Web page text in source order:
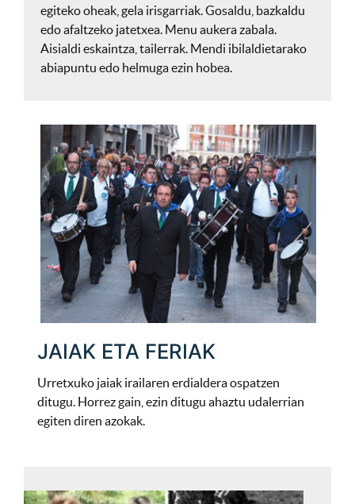
egiteko oheak, gela irisgarriak. Gosaldu, bazkaldu
edo afaltzeko jatetxea. Menu aukera zabala.
Aisialdi eskaintza, tailerrak. Mendi ibilaldietarako
abiapuntu edo helmuga ezin hobea.
JAIAK ETA FERIAK
Urretxuko jaiak irailaren erdialdera ospatzen
ditugu. Horrez gain, ezin ditugu ahaztu udalerrian
egiten diren azokak.